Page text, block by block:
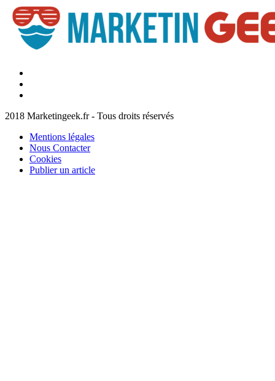
2018 Marketingeek.fr - Tous droits réservés
Mentions légales
Nous Contacter
Cookies
Publier un article